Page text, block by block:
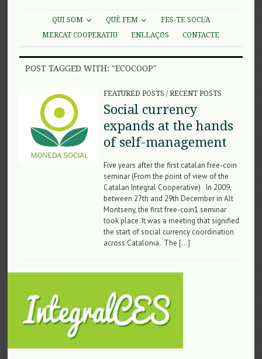
QUI SOM QUÈ FEM
FES-TE SOCI/A
MERCAT COOPERATIU
ENLLAÇOS CONTACTE
POST TAGGED WITH: "ECOCOOP"
FEATURED POSTS /RECENT POSTS
Social currency
expands at the hands
of self-management
Five years after the first catalan free-coin
seminar (From the point of view of the
Catalan Integral Cooperative) In 2009,
between 27th and 29th December in Alt
Montseny, the first free-coin1 seminar
took place. It was a meeting that signified
the start of social currency coordination
across Catalonia. The […]